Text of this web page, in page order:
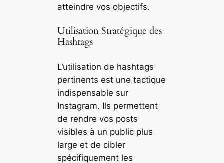
atteindre vos objectifs.
Utilisation Stratégique des
Hashtags
L’utilisation de hashtags
pertinents est une tactique
indispensable sur
Instagram. Ils permettent
de rendre vos posts
visibles à un public plus
large et de cibler
spécifiquement les